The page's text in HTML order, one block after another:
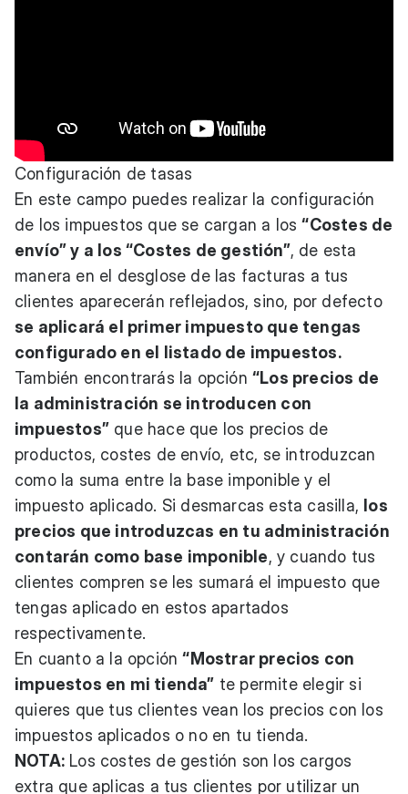
Configuración de tasas
En este campo puedes realizar la configuración
de los impuestos que se cargan a los“Costes de
envío” y a los “Costes de gestión”, de esta
manera en el desglose de las facturas a tus
clientes aparecerán reflejados, sino, por defecto
se aplicará el primer impuesto que tengas
configurado en el listado de impuestos.
También encontrarás la opción “Los precios de
la administración se introducen con
impuestos” que hace que los precios de
productos, costes de envío, etc, se introduzcan
como la suma entre la base imponible y el
impuesto aplicado. Si desmarcas esta casilla, los
precios que introduzcas en tu administración
contarán como base imponible, y cuando tus
clientes compren se les sumará el impuesto que
tengas aplicado en estos apartados
respectivamente.
En cuanto a la opción“Mostrar precios con
impuestos en mi tienda” te permite elegir si
quieres que tus clientes vean los precios con los
impuestos aplicados o no en tu tienda.
NOTA: Los costes de gestión son los cargos
extra que aplicas a tus clientes por utilizar un